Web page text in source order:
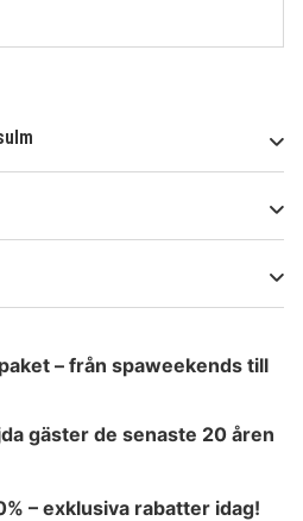
– från spaweekends till
gäster de senaste 20 åren
– exklusiva rabatter idag!